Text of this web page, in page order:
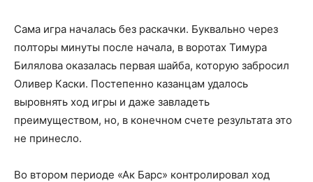
Сама игра началась без раскачки. Буквально через
полторы минуты после начала, в воротах Тимура
Билялова оказалась первая шайба, которую забросил
Оливер Каски. Постепенно казанцам удалось
выровнять ход игры и даже завладеть
преимуществом, но, в конечном счете результата это
не принесло.
Во втором периоде «Ак Барс» контролировал ход